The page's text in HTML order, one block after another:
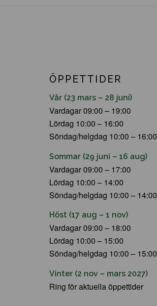
ÖPPETTIDER
Vår (23 mars – 28 juni)
Vardagar 09:00 – 19:00
Lördag 10:00 – 16:00
Söndag/helgdag 10:00 – 16:00
Sommar (29 juni – 16 aug)
Vardagar 09:00 – 17:00
Lördag 10:00 – 14:00
Söndag/helgdag 10:00 – 14:00
Höst (17 aug – 1 nov)
Vardagar 09:00 – 18:00
Lördag 10:00 – 15:00
Söndag/helgdag 10:00 – 15:00
Vinter (2 nov – mars 2027)
Ring för aktuella öppettider